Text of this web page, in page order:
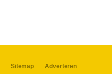
Sitemap
Adverteren